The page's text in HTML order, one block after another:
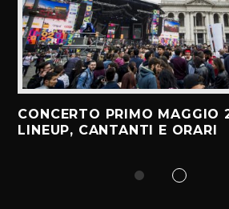
CONCERTO PRIMO MAGGIO
LINEUP, CANTANTI E ORARI